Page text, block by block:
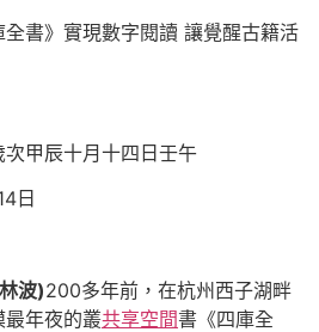
全書》實現數字閱讀 讓覺醒古籍活
甲辰十月十四日壬午
日
波)200多年前，在杭州西子湖畔
最年夜的叢共享空間書《四庫全